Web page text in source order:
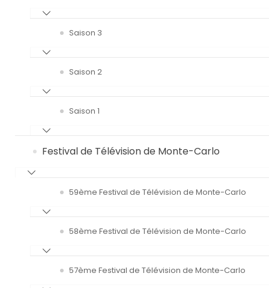
Saison 3
Saison 2
Saison 1
Festival de Télévision de Monte-Carlo
59ème Festival de Télévision de Monte-Carlo
58ème Festival de Télévision de Monte-Carlo
57ème Festival de Télévision de Monte-Carlo